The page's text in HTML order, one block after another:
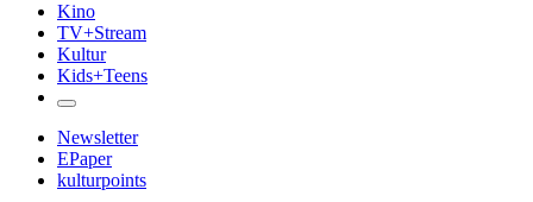
Kino
TV+Stream
Kultur
Kids+Teens
Newsletter
EPaper
kulturpoints